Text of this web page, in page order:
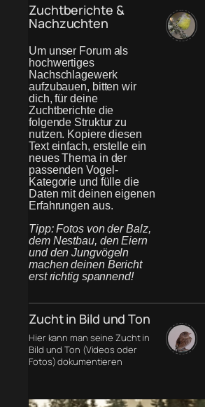
Zuchtberichte &
Nachzuchten
Um unser Forum als
hochwertiges
Nachschlagewerk
aufzubauen, bitten wir
dich, für deine
Zuchtberichte die
folgende Struktur zu
nutzen. Kopiere diesen
Text einfach, erstelle ein
neues Thema in der
passenden Vogel-
Kategorie und fülle die
Daten mit deinen eigenen
Erfahrungen aus.
Tipp: Fotos von der Balz,
dem Nestbau, den Eiern
und den Jungvögeln
machen deinen Bericht
erst richtig spannend!
Zucht in Bild und Ton
Hier kann man seine Zucht in
Bild und Ton (Videos oder
Fotos) dokumentieren